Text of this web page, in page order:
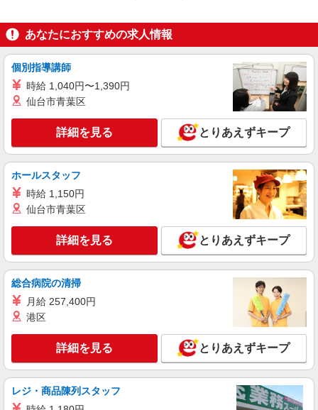
【UQモバイル】の店舗スタッフ
月給195000円〜235000円（経験・能力によ
る） ★賞与有※業績連動性 ※残業代支給 ★交通
と, インセンティブ支給(規定有) ゜・。○。・゜
山口県山陽小野田市のUQスポット
キープ 詳細を見る
株式会社シエロ
【ドコモ】の店舗スタッフ
月給195000円〜235000円（経験・能力によ
る） ※給与幅は経験・スキルによる 交通費全額支
給 賞与有※業績連動性 制服貸与 社会保険完備 車
入社祝い金10万円支給(規定有) お友達を紹介頂く
と, インセンティブ支給(規定有) ゜・。○。・゜
+゜・。○。・゜+゜
山口県山陽小野田市のdocomoショップ
キープ 詳細を見る
株式会社シエロ
【au】の携帯販売スタッフ
月給195000円〜235000円（経験・能力によ
る） ※給与幅は経験・スキルによる 交通費全額支
給 賞与有※業績連動性 制服貸与 社会保険完備 車
通勤可能 ゜+゜・。○。・゜+゜・。○。・゜+゜
入社祝い金10万円支給(規定有) お友達を紹介頂く
と, インセンティブ支給(規定有) ゜・。○。・゜
山口県山陽小野田市のauショップ
キープ 詳細を見る
あなたにおすすめの求人情報
個別指導講師
時給 1,040円〜1,390円
仙台市青葉区
詳細を見る とりあえずキープ
ホールスタッフ
時給 1,150円
仙台市青葉区
詳細を見る とりあえずキープ
総合病院の清掃
月給 257,400円
港区
詳細を見る とりあえずキープ
レジ・商品陳列スタッフ